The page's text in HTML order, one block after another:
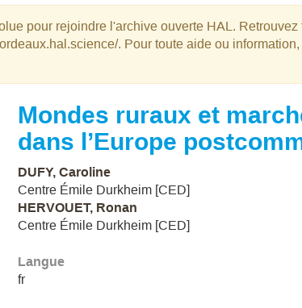
pour rejoindre l'archive ouverte HAL.
. Pour toute aide ou
Mondes ruraux et
dans l’Europe
DUFY, Caroline
Centre Émile Durkheim [CED]
HERVOUET, Ronan
Centre Émile Durkheim [CED]
Langue
fr